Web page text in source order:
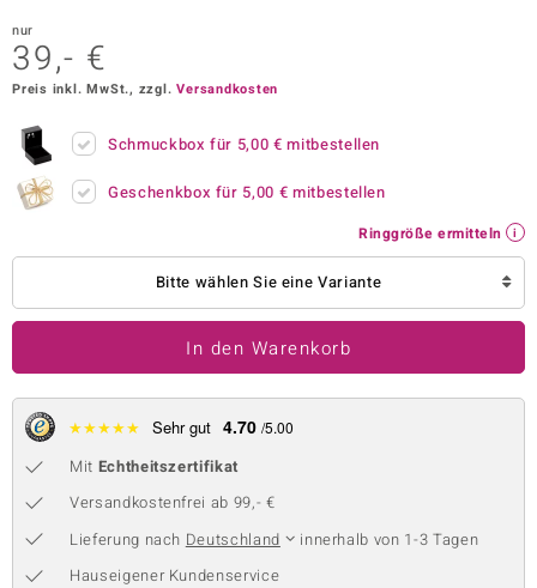
Paraíso
Collection
nur
39,- €
Preis inkl. MwSt., zzgl.Versandkosten
Schmuckbox für 5,00 € mitbestellen
Geschenkbox für 5,00 € mitbestellen
Ringgröße ermitteln
Bitte wählen Sie eine Variante
In den Warenkorb
★★★★★ Sehr gut 4.70 /5.00
Mit Echtheitszertifikat
Versandkostenfrei ab 99,- €
Lieferung nach Deutschland
innerhalb von 1-3 Tagen
Hauseigener Kundenservice